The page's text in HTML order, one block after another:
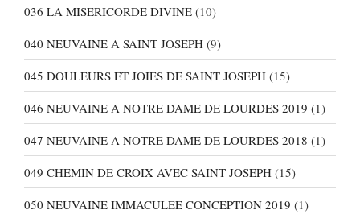
036 LA MISERICORDE DIVINE (10)
040 NEUVAINE A SAINT JOSEPH (9)
045 DOULEURS ET JOIES DE SAINT JOSEPH (15)
046 NEUVAINE A NOTRE DAME DE LOURDES 2019 (1)
047 NEUVAINE A NOTRE DAME DE LOURDES 2018 (1)
049 CHEMIN DE CROIX AVEC SAINT JOSEPH (15)
050 NEUVAINE IMMACULEE CONCEPTION 2019 (1)